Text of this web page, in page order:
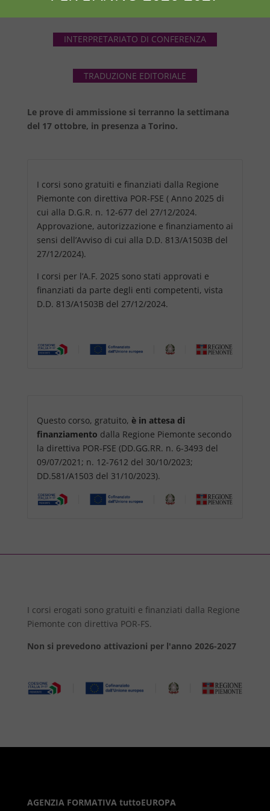
TRADUZIONE SPECIALIZZATA
INTERPRETARIATO DI CONFERENZA
TRADUZIONE EDITORIALE
Le prove di ammissione si terranno la settimana
del 17 ottobre, in presenza a Torino.
I corsi sono gratuiti e finanziati dalla Regione
Piemonte con direttiva POR-FSE ( Anno 2025 di
cui alla D.G.R. n. 12-677 del 27/12/2024.
Approvazione, autorizzazione e finanziamento ai
sensi dell’Avviso di cui alla D.D. 813/A1503B del
27/12/2024).
I corsi per l’A.F. 2025 sono stati approvati e
finanziati da parte degli enti competenti, vista
D.D. 813/A1503B del 27/12/2024.
Questo corso, gratuito, è in attesa di
finanziamento dalla Regione Piemonte secondo
la direttiva POR-FSE (DD.GG.RR. n. 6-3493 del
09/07/2021; n. 12-7612 del 30/10/2023;
DD.581/A1503 del 31/10/2023).
I corsi erogati sono gratuiti e finanziati dalla Regione
Piemonte con direttiva POR-FS.
Non si prevedono attivazioni per l'anno 2026-2027
AGENZIA FORMATIVA tuttoEUROPA